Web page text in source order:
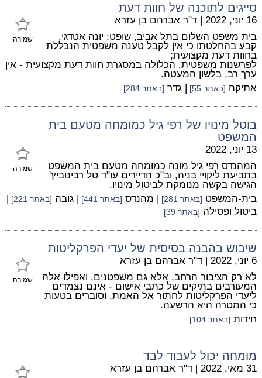
סייגים לתוכנה של חוות דעת
שמירה
16 יוני, 2022 | ד"ר אברהם בן עזרא
בית משפט השלום בתל אביב, שופט: יונה אטדגי,
קבע בהחלטתו כי אין לקבל טענה משפטית הנכללת
בחוות דעת מקצועית;
לפרשנות משפטית, הכלולה במסגרת חוות דעת מקצועית - אין
ערך רב, בלשון המעטה.
אתיקה [באתר 55] | גדר [באתר 284]
בוטל מינויו של רפי גיל כמומחה מטעם בית
המשפט
שמירה
13 יוני, 2022
המהנדס רפי גיל מונה כמומחה מטעם בית המשפט
בתביעת ליקויי בניה, וב"כ הדיירים עו"ד טל רבינוביץ'
הגישה בקשה מנומקת לביטול מינויו.
בית-המשפט [באתר 281] | מהנדס [באתר 441] | גובה [באתר 221]
|
ביטול ופסילה [באתר 39]
שיבוש בהבנה בסיסית של יעדי הפרקליטות
שמירה
6 יוני, 2022 | ד"ר אברהם בן עזרא
לא רק הציבור הרחב, אלא גם משפטנים, ואפילו אלה
המעורבים בתיקים של כתבי אישום - אינם נצמדים
ליעדי הפרקליטות לחתור אל האמת, וסוברים בטעות
כי המטרה היא הרשעה.
חידות [באתר 104]
מומחה יכול לעבוד לבד
31 מאי, 2022 | ד"ר אברהם בן עזרא